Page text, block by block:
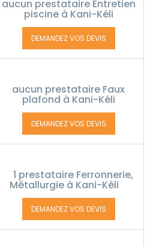
aucun prestataire Entretien
piscine à Kani-Kéli
DEMANDEZ VOS DEVIS
aucun prestataire Faux
plafond à Kani-Kéli
DEMANDEZ VOS DEVIS
1 prestataire Ferronnerie,
Métallurgie à Kani-Kéli
DEMANDEZ VOS DEVIS